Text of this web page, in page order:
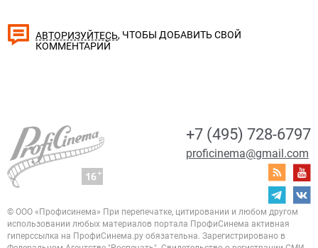
АВТОРИЗУЙТЕСЬ, ЧТОБЫ ДОБАВИТЬ СВОЙ
КОММЕНТАРИЙ
+7 (495) 728-6797
proficinema@gmail.com
© ООО «Профисинема» При перепечатке, цитировании и любом другом
использовании любых материалов портала ПрофиСинема активная
гиперссылка на ПрофиСинема.ру обязательна. Зарегистрировано в